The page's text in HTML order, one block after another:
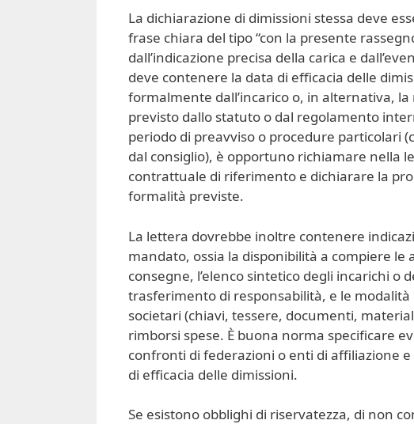
La dichiarazione di dimissioni stessa deve
frase chiara del tipo “con la presente
dall’indicazione precisa della carica e
deve contenere la data di efficacia delle
formalmente dall’incarico o, in alternativa,
previsto dallo statuto o dal regolamento
periodo di preavviso o procedure particolari
dal consiglio), è opportuno richiamare nella
contrattuale di riferimento e dichiarare la
formalità previste.
La lettera dovrebbe inoltre contenere
mandato, ossia la disponibilità a compiere le
consegne, l’elenco sintetico degli incarichi o
trasferimento di responsabilità, e le
societari (chiavi, tessere, documenti,
rimborsi spese. È buona norma specificare
confronti di federazioni o enti di affiliazione
di efficacia delle dimissioni.
Se esistono obblighi di riservatezza, di non